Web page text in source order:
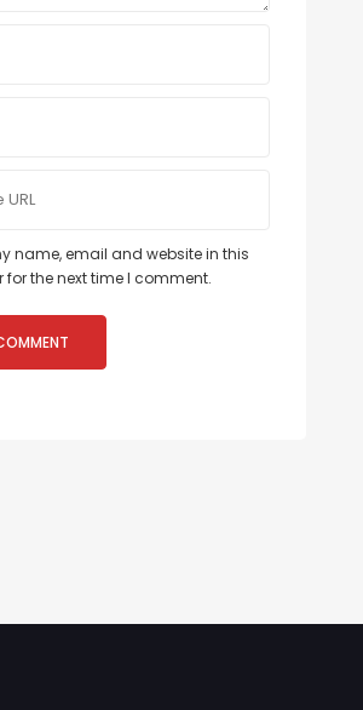
name, email and website in this
for the next time I comment.